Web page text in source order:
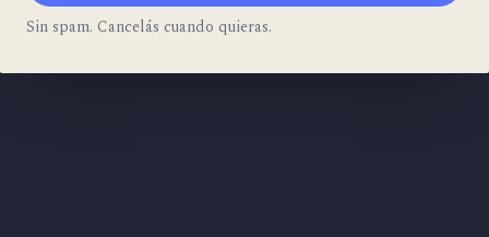
Sin spam. Cancelás cuando quieras.